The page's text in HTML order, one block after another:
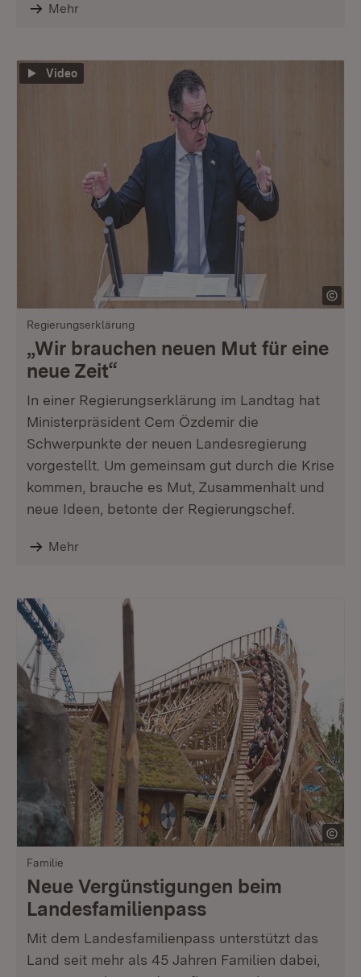
Mehr
Video
Regierungserklärung
„Wir brauchen neuen Mut für eine
neue Zeit“
In einer Regierungserklärung im Landtag hat
Ministerpräsident Cem Özdemir die
Schwerpunkte der neuen Landesregierung
vorgestellt. Um gemeinsam gut durch die Krise
kommen, brauche es Mut, Zusammenhalt und
neue Ideen, betonte der Regierungschef.
Mehr
Familie
Neue Vergünstigungen beim
Landesfamilienpass
Mit dem Landesfamilienpass unterstützt das
Land seit mehr als 45 Jahren Familien dabei,